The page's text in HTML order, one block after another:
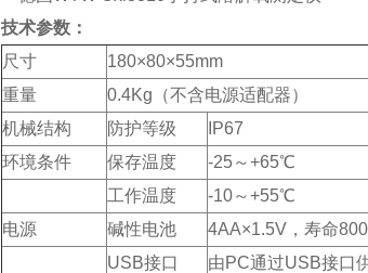
技术参数：
尺寸
180×80×55mm
重量
0.4Kg（不含电源适配器）
机械结构
防护等级
IP67
环境条件
保存温度
-25～+65℃
工作温度
-10～+55℃
电源
碱性电池
4AA×1.5V，寿命
USB接口
由PC通过USB接口